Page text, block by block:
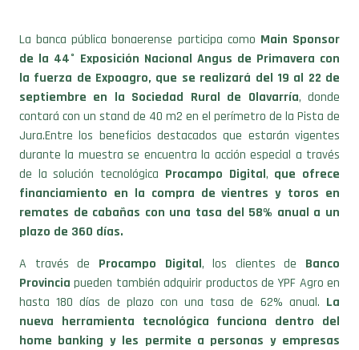
La banca pública bonaerense participa como Main Sponsor
de la 44° Exposición Nacional Angus de Primavera con
la fuerza de Expoagro, que se realizará del 19 al 22 de
septiembre en la Sociedad Rural de Olavarría, donde
contará con un stand de 40 m2 en el perímetro de la Pista de
Jura.Entre los beneficios destacados que estarán vigentes
durante la muestra se encuentra la acción especial a través
de la solución tecnológica Procampo Digital, que ofrece
financiamiento en la compra de vientres y toros en
remates de cabañas con una tasa del 58% anual a un
plazo de 360 días.
A través de Procampo Digital, los clientes de Banco
Provincia pueden también adquirir productos de YPF Agro en
hasta 180 días de plazo con una tasa de 62% anual. La
nueva herramienta tecnológica funciona dentro del
home banking y les permite a personas y empresas